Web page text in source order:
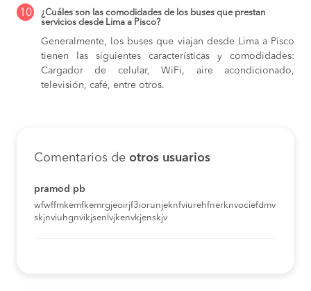
10
¿Cuáles son las comodidades de los buses que prestan
servicios desde Lima a Pisco?
Generalmente, los buses que viajan desde Lima a Pisco
tienen las siguientes características y comodidades:
Cargador de celular, WiFi, aire acondicionado,
televisión, café, entre otros.
Comentarios de otros usuarios
pramod pb
wfwffmkemfkemrgjeoirjf3iorunjeknfviurehfnerknvociefdmv
skjnviuhgnvikjsenlvjkenvkjenskjv